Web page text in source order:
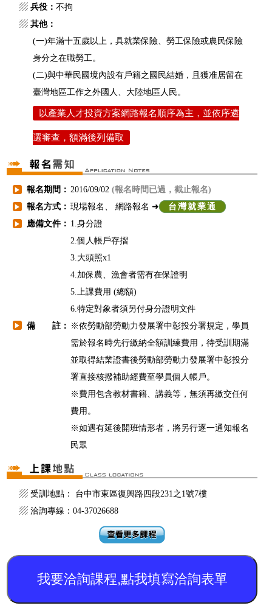
▨兵役： 不拘
▨其他：
(一)年滿十五歲以上，具就業保險、勞工保險或農民保險
身分之在職勞工。
(二)與中華民國境內設有戶籍之國民結婚，且獲准居留在
臺灣地區工作之外國人、大陸地區人民。
以產業人才投資方案網路報名順序為主，並依序遴
選審查，額滿後列備取
▶ 報名期間： 2016/09/02 (報名時間已過，截止報名)
▶ 報名方式： 現場報名、 網路報名 ➜ 台灣就業通
▶ 應備文件： 1.身分證
2.個人帳戶存摺
3.大頭照x1
4.加保農、漁會者需有在保證明
5.上課費用 (總額)
6.特定對象者須另付身分證明文件
▶ 備 註： ※依勞動部勞動力發展署中彰投分署規定，學員
需於報名時先行繳納全額訓練費用，待受訓期滿
並取得結業證書後勞動部勞動力發展署中彰投分
署直接核撥補助經費至學員個人帳戶。
※費用包含教材書籍、講義等，無須再繳交任何
費用。
※如遇有延後開班情形者，將另行逐一通知報名
民眾
▨ 受訓地點： 台中市東區復興路四段231之1號7樓
▨ 洽詢專線：04-37026688
我要洽詢課程,點我填寫洽詢表單